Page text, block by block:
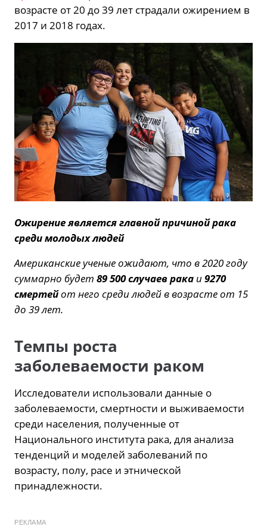
возрасте от 20 до 39 лет страдали ожирением в
2017 и 2018 годах.
Ожирение является главной причиной рака
среди молодых людей
Американские ученые ожидают, что в 2020 году
суммарно будет 89 500 случаев рака и9270
смертейот него среди людей в возрасте от 15
до 39 лет.
Темпы роста
заболеваемости раком
Исследователи использовали данные о
заболеваемости, смертности и выживаемости
среди населения, полученные от
Национального института рака, для анализа
тенденций и моделей заболеваний по
возрасту, полу, расе и этнической
принадлежности.
РЕКЛАМА